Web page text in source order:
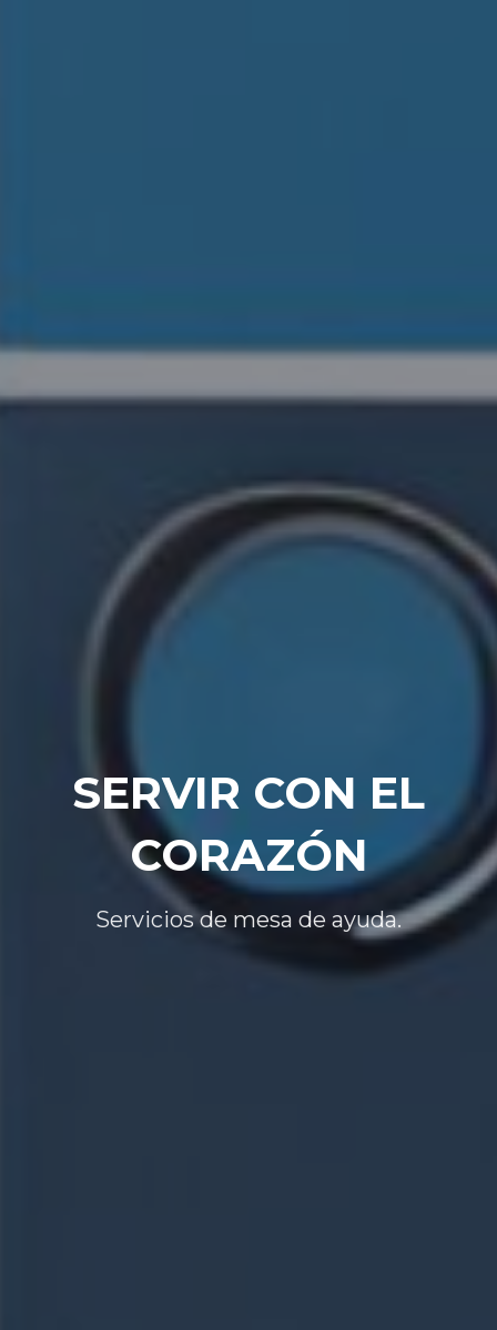
SERVIR CON EL
CORAZÓN
Servicios de mesa de ayuda.